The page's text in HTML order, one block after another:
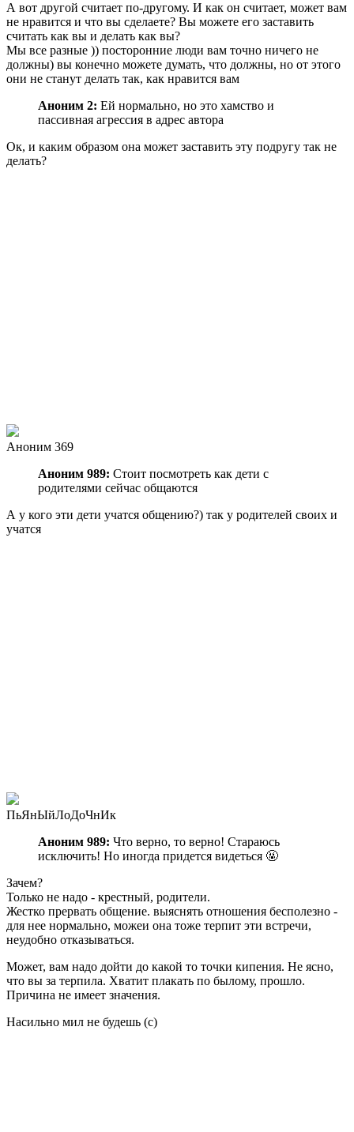
А вот другой считает по-другому. И как он считает, может вам
не нравится и что вы сделаете? Вы можете его заставить
считать как вы и делать как вы?
Мы все разные )) посторонние люди вам точно ничего не
должны) вы конечно можете думать, что должны, но от этого
они не станут делать так, как нравится вам
Аноним 2: Ей нормально, но это хамство и
пассивная агрессия в адрес автора
Ок, и каким образом она может заставить эту подругу так не
делать?
Аноним 369
Аноним 989: Стоит посмотреть как дети с
родителями сейчас общаются
А у кого эти дети учатся общению?) так у родителей своих и
учатся
ПьЯнЫйЛоДоЧнИк
Аноним 989: Что верно, то верно! Стараюсь
исключить! Но иногда придется видеться 🤬
Зачем?
Только не надо - крестный, родители.
Жестко прервать общение. выяснять отношения бесполезно -
для нее нормально, можеи она тоже терпит эти встречи,
неудобно отказываться.
Может, вам надо дойти до какой то точки кипения. Не ясно,
что вы за терпила. Хватит плакать по былому, прошло.
Причина не имеет значения.
Насильно мил не будешь (с)